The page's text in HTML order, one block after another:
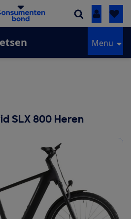
Inloggen
Menu
SLX 800 Heren